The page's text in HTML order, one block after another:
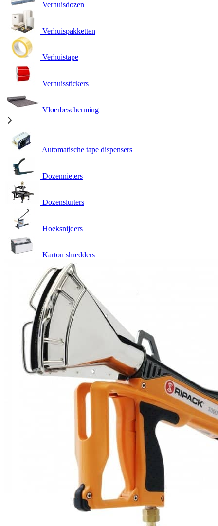
Verhuisdozen
Verhuispakketten
Verhuistape
Verhuisstickers
Vloerbescherming
Automatische tape dispensers
Dozennieters
Dozensluiters
Hoeksnijders
Karton shredders